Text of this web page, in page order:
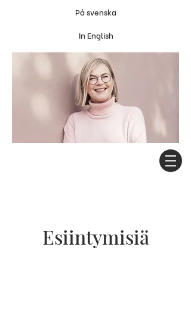
På svenska
In English
Esiintymisiä